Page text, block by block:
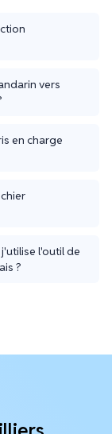
vers
en charge
l'outil de
?